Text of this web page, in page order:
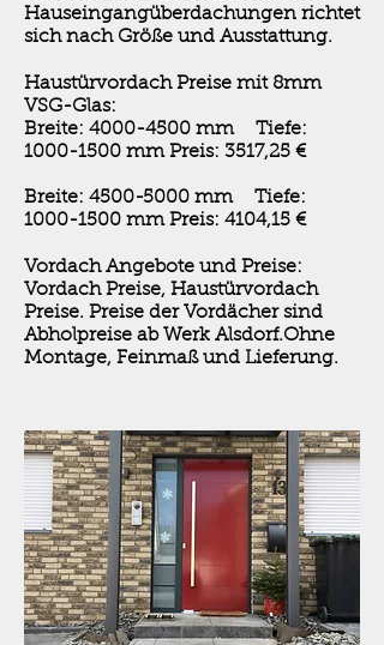
Hauseingangüberdachungen richtet
sich nach Größe und Ausstattung.
Haustürvordach Preise mit 8mm
VSG-Glas:
Breite: 4000-4500 mm Tiefe:
1000-1500 mm Preis: 3517,25 €
Breite: 4500-5000 mm Tiefe:
1000-1500 mm Preis: 4104,15 €
Vordach Angebote und Preise:
Vordach Preise, Haustürvordach
Preise. Preise der Vordächer sind
Abholpreise ab Werk Alsdorf.Ohne
Montage, Feinmaß und Lieferung.